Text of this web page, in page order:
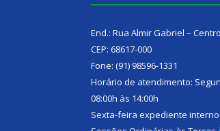
End.: Rua Almir Gabriel – Centro
CEP: 68617-000
Fone: (91) 98596-1331
Horário de atendimento:
08:00h às 14:00h
Sexta-feira expediente interno